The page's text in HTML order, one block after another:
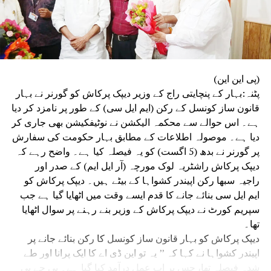
(پی این این)
پٹنہ:بہار کے پنچایتی راج کے وزیر دیپک پرکاش کو گورنر نے بہار
قانون ساز کونسل کے رکن (ایم ایل سی) کے طور پر نامزد کر دیا
ہے۔ اس حوالے سے محکمہ الیکشن نے نوٹیفکیشن بھی جاری کر
دیا ہے۔ موصولہ اطلاعات کے مطابق بہار حکومت کی سفارش
پر گورنر نے بدھ (5 اگست) کو یہ فیصلہ کیا ہے۔ واضح رہے کہ
دیپک پرکاش راشٹریہ لوک مورچہ (آر ایل ایم) کے صدر اور
راجیہ سبھا رکن اپیندر کشواہا کے بیٹے ہیں۔ دیپک پرکاش کو
ایم ایل سی بنائے جانے کا قدم ایسے وقت میں اٹھایا گیا ہے جب
سپریم کورٹ نے دیپک پرکاش کے وزیر بنے رہنے پر سوال اٹھایا
تھا۔
دیپک پرکاش کو بہار قانون ساز کونسل کا رکن بنائے جانے پر
اپیندر کشواہا نے کہا کہ ’’ یہ تو این ڈی اے کا ایک پرانا اور طے